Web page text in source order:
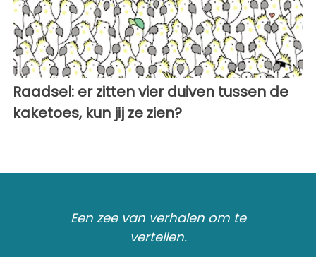
Raadsel: er zitten vier duiven tussen de
kaketoes, kun jij ze zien?
Een zee van verhalen om te
vertellen.